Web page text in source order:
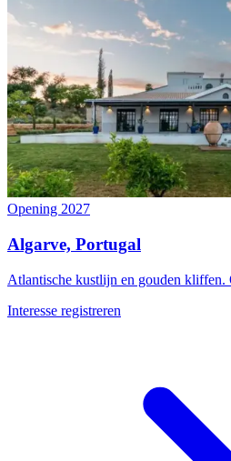
Opening 2027
Algarve, Portugal
Atlantische kustlijn en gouden kliffen.
Interesse registreren